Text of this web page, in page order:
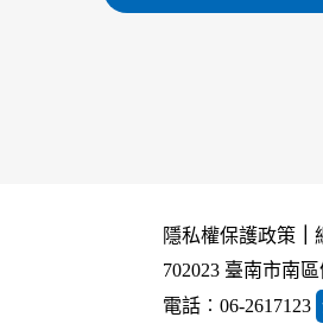
隱私權保護政策
702023 臺南市南
電話︰06-2617123